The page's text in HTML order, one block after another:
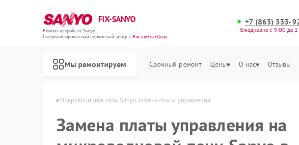
FIX-SANYO
Ремонт устройств Sanyo
Специализированный cервисный центр г.Ростов-на-Дону
+7 (863) 333-
Ежедневно с 9:00 до
Мы ремонтируем Срочный ремонт Цены О нас Отзывы
Микроволновая печь Sanyo замена платы управления
Замена платы управления на